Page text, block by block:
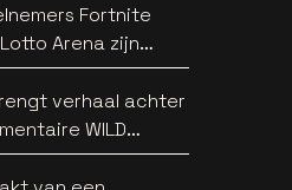
Fortnite
Arena zijn
verhaal achter
WILD